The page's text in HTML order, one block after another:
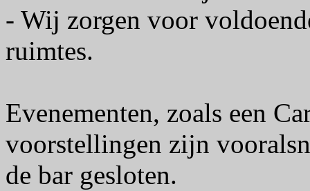
- Wij zorgen voor
ruimtes.
Evenementen, zoals een
voorstellingen zijn
de bar gesloten.